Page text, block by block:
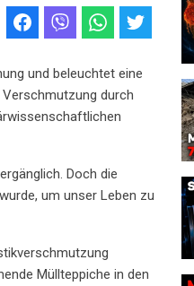
und beleuchtet eine
durch
Doch die
um unser Leben zu
Müllteppiche in den